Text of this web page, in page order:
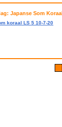
Japanse Som Koraal
koraal LS 5 10-7-20